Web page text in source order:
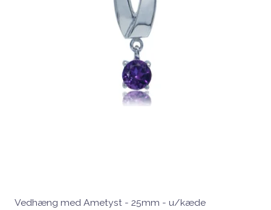
Vedhæng med Ametyst - 25mm - u/kæde